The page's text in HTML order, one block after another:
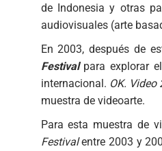
de Indonesia y otras
audiovisuales (arte
En 2003, después de
Festivalpara explorar
internacional. OK. Video
muestra de videoarte.
Para esta muestra de
Festivalentre 2003 y